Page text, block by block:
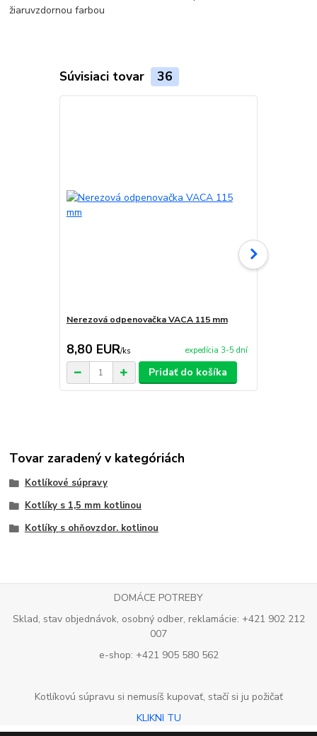
Súvisiaci tovar 36
Nerezová odpenovačka VACA 115 mm
8,80 EUR/ks expedícia 3-5 dní
Pridať do košíka
Tovar zaradený v kategóriách
Kotlíkové súpravy
Kotlíky s 1,5 mm kotlinou
Kotlíky s ohňovzdor. kotlinou
DOMÁCE POTREBY
Sklad, stav objednávok, osobný odber, reklamácie: +421 902 212
007
e-shop: +421 905 580 562
Kotlíkovú súpravu si nemusíš kupovať, stačí si ju požičať
KLIKNI TU